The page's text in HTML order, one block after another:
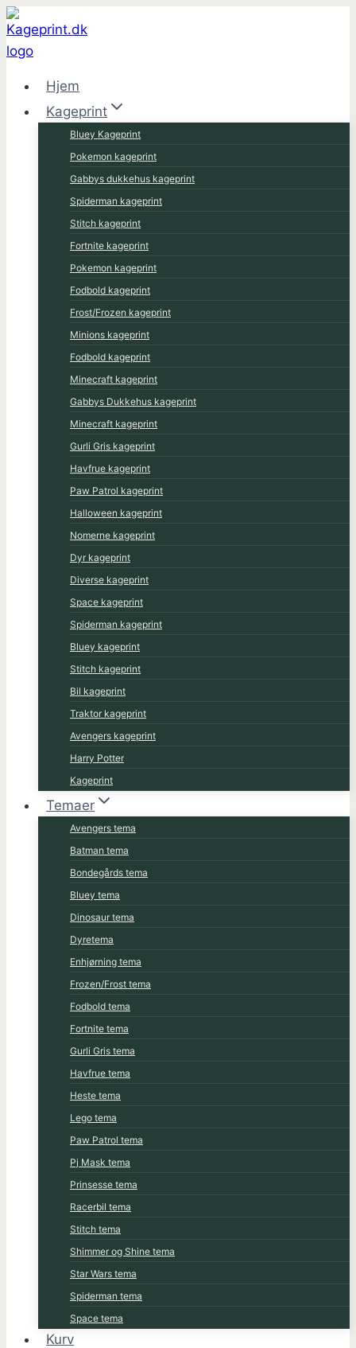
Fortsæt
til
indhold
Hjem
Kageprint
Bluey Kageprint
Pokemon kageprint
Gabbys dukkehus kageprint
Spiderman kageprint
Stitch kageprint
Fortnite kageprint
Pokemon kageprint
Fodbold kageprint
Frost/Frozen kageprint
Minions kageprint
Fodbold kageprint
Minecraft kageprint
Gabbys Dukkehus kageprint
Minecraft kageprint
Gurli Gris kageprint
Havfrue kageprint
Paw Patrol kageprint
Halloween kageprint
Nomerne kageprint
Dyr kageprint
Diverse kageprint
Space kageprint
Spiderman kageprint
Bluey kageprint
Stitch kageprint
Bil kageprint
Traktor kageprint
Avengers kageprint
Harry Potter
Kageprint
Temaer
Avengers tema
Batman tema
Bondegårds tema
Bluey tema
Dinosaur tema
Dyretema
Enhjørning tema
Frozen/Frost tema
Fodbold tema
Fortnite tema
Gurli Gris tema
Havfrue tema
Heste tema
Lego tema
Paw Patrol tema
Pj Mask tema
Prinsesse tema
Racerbil tema
Stitch tema
Shimmer og Shine tema
Star Wars tema
Spiderman tema
Space tema
Kurv